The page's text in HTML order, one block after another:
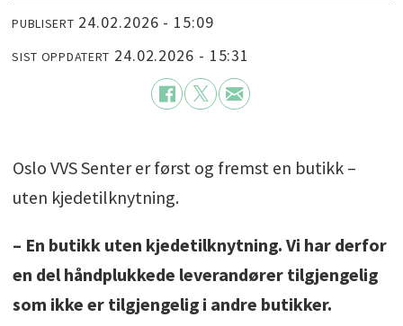
PUBLISERT 24.02.2026 - 15:09
SIST OPPDATERT 24.02.2026 - 15:31
Oslo VVS Senter er først og fremst en butikk –
uten kjedetilknytning.
– En butikk uten kjedetilknytning. Vi har derfor
en del håndplukkede leverandører tilgjengelig
som ikke er tilgjengelig i andre butikker.